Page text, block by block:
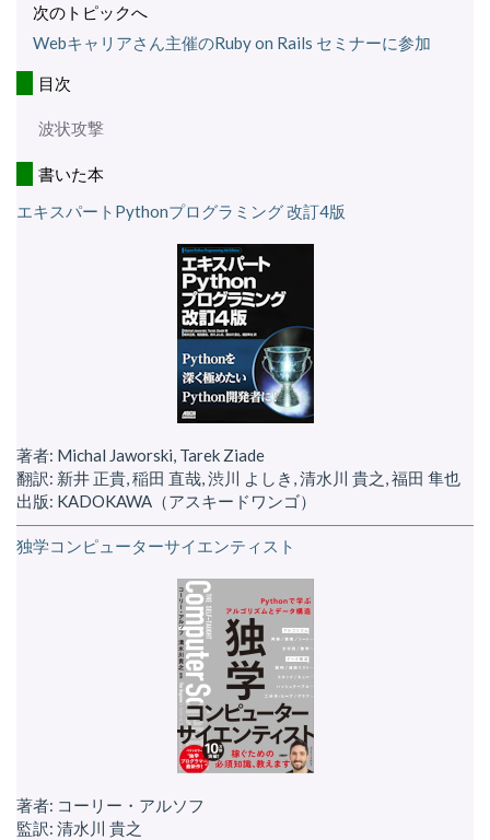
次のトピックへ
Webキャリアさん主催のRuby on Rails セミナーに参加
目次
波状攻撃
書いた本
エキスパートPythonプログラミング 改訂4版
著者: Michal Jaworski, Tarek Ziade
翻訳: 新井 正貴, 稲田 直哉, 渋川 よしき, 清水川 貴之, 福田 隼也
出版: KADOKAWA（アスキードワンゴ）
独学コンピューターサイエンティスト
著者: コーリー・アルソフ
監訳: 清水川 貴之